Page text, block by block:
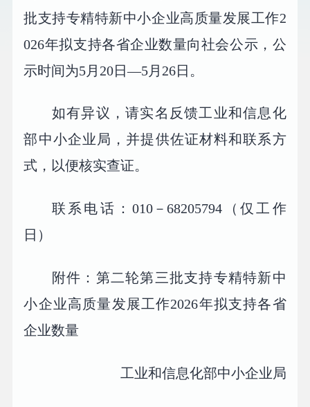
批支持专精特新中小企业高质量发展工作2
026年拟支持各省企业数量向社会公示，公
示时间为5月20日—5月26日。
如有异议，请实名反馈工业和信息化
部中小企业局，并提供佐证材料和联系方
式，以便核实查证。
联系电话：010－68205794（仅工作
日）
附件：第二轮第三批支持专精特新中
小企业高质量发展工作2026年拟支持各省
企业数量
工业和信息化部中小企业局